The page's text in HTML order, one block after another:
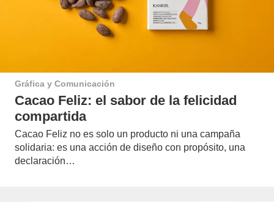
Gráfica y Comunicación
Cacao Feliz: el sabor de la felicidad
compartida
Cacao Feliz no es solo un producto ni una campaña
solidaria: es una acción de diseño con propósito, una
declaración…